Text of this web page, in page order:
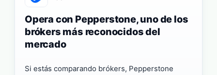
Opera con Pepperstone, uno de los
brókers más reconocidos del
mercado
Si estás comparando brókers, Pepperstone